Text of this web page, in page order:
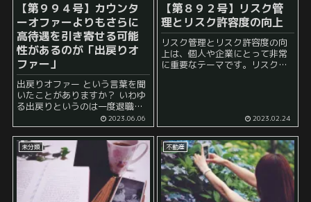
【第９９４号】カウンタ
ーオファーよりもさらに
高待遇を引き寄せる可能
性があるのが「出戻りオ
ファー」
出戻りオファー という言葉を聞
いたことがありますか？ いわゆ
る出戻りというのは一度退職し
た人がもう一度同じ企業に勤め
ることですね。 出戻りの良し悪
しについては様々なことが言わ
れます。 「そもそも出戻りは止
めた方がい...
2023.06.06
【第８９２号】リスク管
理とリスク許容度の向上
リスク管理とリスク許容度の向
上は、個人や企業にとって非常
に重要なテーマです。リスクを
ます。また、リスク許容度を高
めることで、新た...
2023.02.24
未分類 不動産